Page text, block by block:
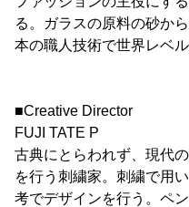
る。ガラスの原料の砂か
本の職人技術で世界レベ
■Creative Director
FUJI TATE P
古典にとらわれず、現代
を行う刺繍家。刺繍で用
考でデザインを行う。ペ